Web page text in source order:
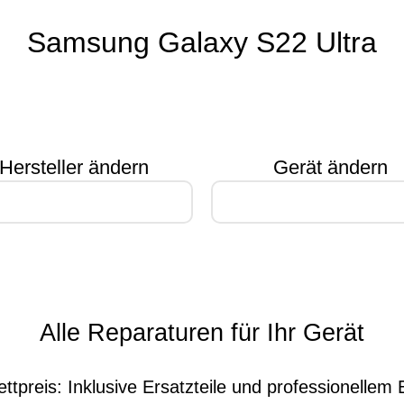
Samsung Galaxy S22 Ultra
Hersteller ändern Gerät ändern
Alle Reparaturen für Ihr Gerät
Inklusive Ersatzteile und professionellem